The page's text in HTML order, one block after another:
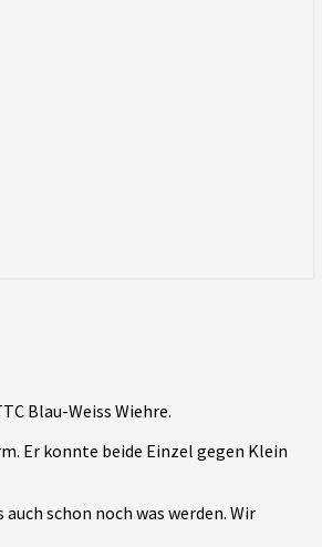
Blau-Weiss Wiehre.
Er konnte beide Einzel gegen Klein
schon noch was werden. Wir